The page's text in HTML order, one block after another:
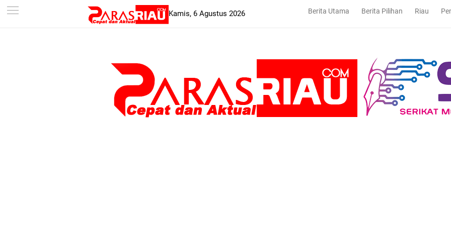
-->
Kamis, 6 Agustus 2026 Berita Utama Berita Pilihan Riau